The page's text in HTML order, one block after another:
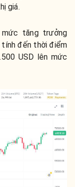
giá.
tăng trưởng
tính đến thời điểm
USD lên mức